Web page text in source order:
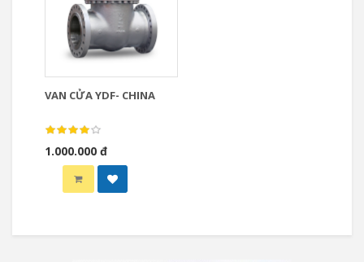
VAN CỬA YDF- CHINA
1.000.000 đ